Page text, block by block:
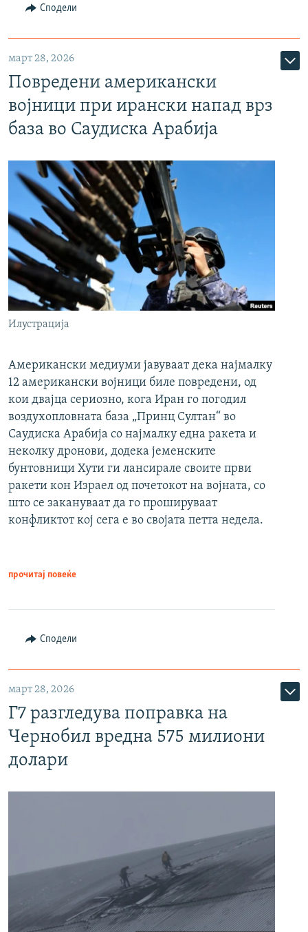
Сподели
март 28, 2026
Повредени американски
војници при ирански напад врз
база во Саудиска Арабија
Илустрација
Американски медиуми јавуваат дека најмалку
12 американски војници биле повредени, од
кои двајца сериозно, кога Иран го погодил
воздухопловната база „Принц Султан“ во
Саудиска Арабија со најмалку една ракета и
неколку дронови, додека јеменските
бунтовници Хути ги лансирале своите први
ракети кон Израел од почетокот на војната, со
што се закануваат да го прошируваат
конфликтот кој сега е во својата петта недела.
прочитај повеќе
Сподели
март 28, 2026
Г7 разгледува поправка на
Чернобил вредна 575 милиони
долари